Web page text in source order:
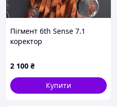
Пігмент 6th Sense 7.1
коректор
2 100 ₴
Купити